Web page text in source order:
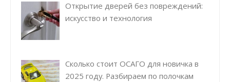
Открытие дверей без повреждений:
искусство и технология
Сколько стоит ОСАГО для новичка в
2025 году. Разбираем по полочкам